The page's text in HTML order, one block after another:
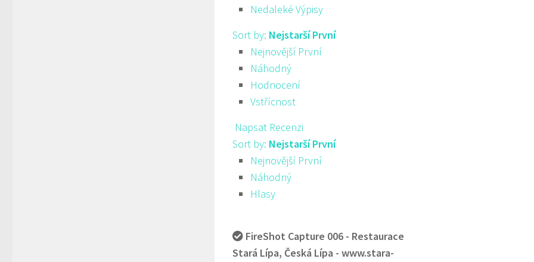
Nedaleké Výpisy
Sort by: Nejstarší První
Nejnovější První
Náhodný
Hodnocení
Vstřícnost
Napsat Recenzi
Sort by: Nejstarší První
Nejnovější První
Náhodný
Hlasy
FireShot Capture 006 - Restaurace
Stará Lípa, Česká Lípa - www.stara-